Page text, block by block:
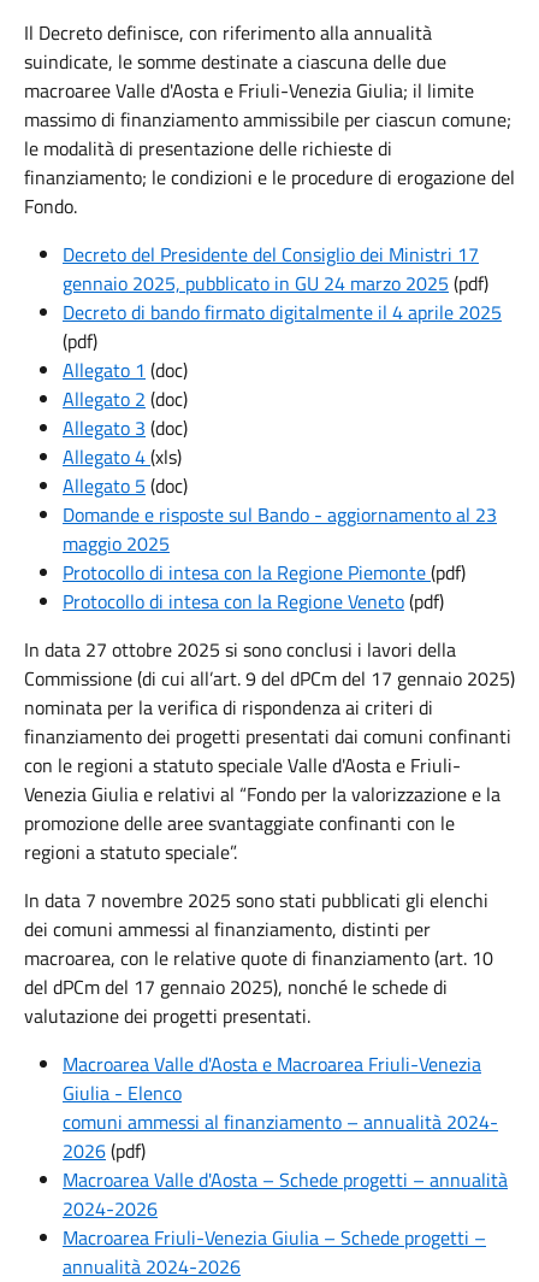
Il Decreto definisce, con riferimento alla annualità
suindicate, le somme destinate a ciascuna delle due
macroaree Valle d'Aosta e Friuli-Venezia Giulia; il limite
massimo di finanziamento ammissibile per ciascun comune;
le modalità di presentazione delle richieste di
finanziamento; le condizioni e le procedure di erogazione del
Fondo.
Decreto del Presidente del Consiglio dei Ministri 17
gennaio 2025, pubblicato in GU 24 marzo 2025 (pdf)
Decreto di bando firmato digitalmente il 4 aprile 2025
(pdf)
Allegato 1 (doc)
Allegato 2 (doc)
Allegato 3 (doc)
Allegato 4(xls)
Allegato 5 (doc)
Domande e risposte sul Bando - aggiornamento al 23
maggio 2025
Protocollo di intesa con la Regione Piemonte(pdf)
Protocollo di intesa con la Regione Veneto(pdf)
In data 27 ottobre 2025 si sono conclusi i lavori della
Commissione (di cui all’art. 9 del dPCm del 17 gennaio 2025)
nominata per la verifica di rispondenza ai criteri di
finanziamento dei progetti presentati dai comuni confinanti
con le regioni a statuto speciale Valle d'Aosta e Friuli-
Venezia Giulia e relativi al “Fondo per la valorizzazione e la
promozione delle aree svantaggiate confinanti con le
regioni a statuto speciale”.
In data 7 novembre 2025 sono stati pubblicati gli elenchi
dei comuni ammessi al finanziamento, distinti per
macroarea, con le relative quote di finanziamento (art. 10
del dPCm del 17 gennaio 2025), nonché le schede di
valutazione dei progetti presentati.
Macroarea Valle d'Aosta e Macroarea Friuli-Venezia
Giulia - Elenco
comuni ammessi al finanziamento – annualità 2024-
2026(pdf)
Macroarea Valle d'Aosta – Schede progetti – annualità
2024-2026
Macroarea Friuli-Venezia Giulia – Schede progetti –
annualità 2024-2026